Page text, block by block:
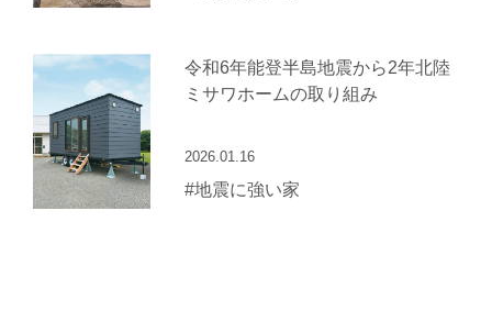
令和6年能登半島地震から2年北陸
ミサワホームの取り組み
2026.01.16
#地震に強い家